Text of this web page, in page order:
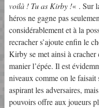
voilà ! Tu as Kirby !« . Sur
héros ne gagne pas
considérablement et à la
recracher s’ajoute enfin le
Kirby se met ainsi à cracher
manier l’épée. Il est
niveaux comme on le
aspirant les adversaires,
pouvoirs offre aux joueurs